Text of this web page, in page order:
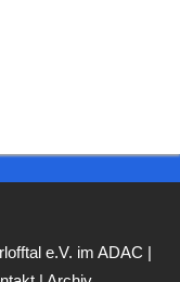
e.V. im ADAC |